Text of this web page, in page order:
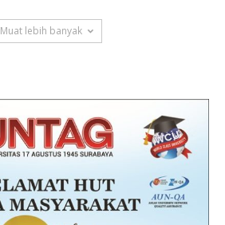
Muat lebih banyak